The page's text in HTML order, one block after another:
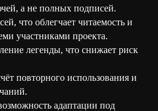
а не полных подписей.
что облегчает читаемость и
участниками проекта.
легенды, что снижает риск
повторного использования и
адаптации под